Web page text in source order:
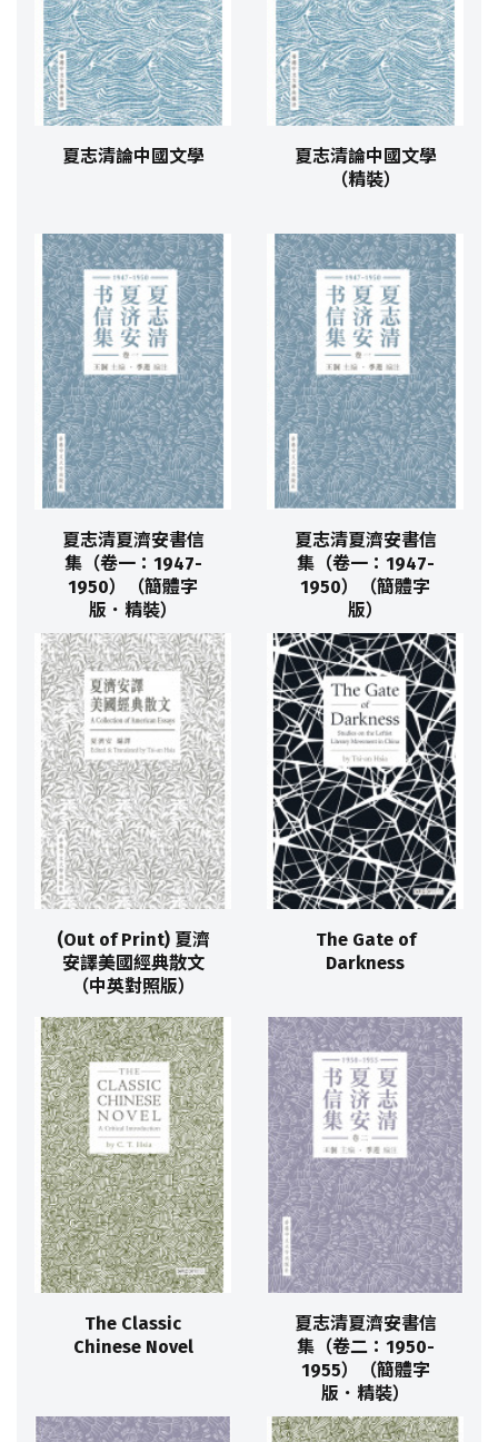
夏志清論中國文學
夏志清論中國文學
（精裝）
夏志清夏濟安書信
集（卷一：1947-
1950）（簡體字
版．精裝）
夏志清夏濟安書信
集（卷一：1947-
1950）（簡體字
版）
(Out of Print) 夏濟
安譯美國經典散文
（中英對照版）
The Gate of
Darkness
The Classic
Chinese Novel
夏志清夏濟安書信
集（卷二：1950-
1955）（簡體字
版．精裝）